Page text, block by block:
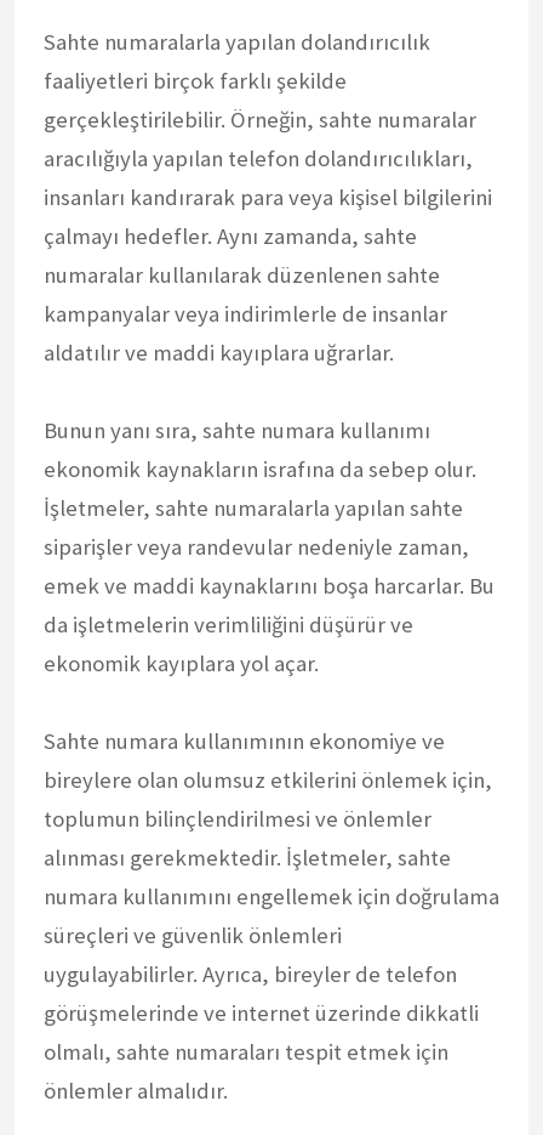
Sahte numaralarla yapılan dolandırıcılık
faaliyetleri birçok farklı şekilde
gerçekleştirilebilir. Örneğin, sahte numaralar
aracılığıyla yapılan telefon dolandırıcılıkları,
insanları kandırarak para veya kişisel bilgilerini
çalmayı hedefler. Aynı zamanda, sahte
numaralar kullanılarak düzenlenen sahte
kampanyalar veya indirimlerle de insanlar
aldatılır ve maddi kayıplara uğrarlar.
Bunun yanı sıra, sahte numara kullanımı
ekonomik kaynakların israfına da sebep olur.
İşletmeler, sahte numaralarla yapılan sahte
siparişler veya randevular nedeniyle zaman,
emek ve maddi kaynaklarını boşa harcarlar. Bu
da işletmelerin verimliliğini düşürür ve
ekonomik kayıplara yol açar.
Sahte numara kullanımının ekonomiye ve
bireylere olan olumsuz etkilerini önlemek için,
toplumun bilinçlendirilmesi ve önlemler
alınması gerekmektedir. İşletmeler, sahte
numara kullanımını engellemek için doğrulama
süreçleri ve güvenlik önlemleri
uygulayabilirler. Ayrıca, bireyler de telefon
görüşmelerinde ve internet üzerinde dikkatli
olmalı, sahte numaraları tespit etmek için
önlemler almalıdır.